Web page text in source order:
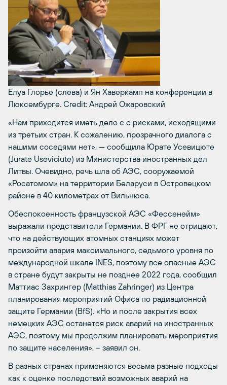
Елуа Глорье (слева) и Ян Хаверкамп на конференции в
Люксембурге. Credit: Андрей Ожаровский
«Нам приходится иметь дело с с рисками, исходящими
из третьих стран. К сожалению, прозрачного диалога с
нашими соседями нет», — сообщила Юрате Усевицюте
(Jurate Useviciute) из Министерства иностранных дел
Литвы. Очевидно, речь шла об АЭС, сооружаемой
«Росатомом» на территории Беларуси в Островецком
районе в 40 километрах от Вильнюса.
Обеспокоенность французской АЭС «Фессенейм»
выражали представители Германии. В ФРГ не отрицают,
что на действующих атомных станциях может
произойти авария максимального, седьмого уровня по
международной шкале INES, поэтому все опасные АЭС
в стране будут закрыты не позднее 2022 года, сообщил
Маттиас Захрингер (Matthias Zahringer) из Центра
планирования мероприятий Офиса по радиационной
защите Германии (BfS). «Но и после закрытия всех
немецких АЭС останется риск аварий на иностранных
АЭС, поэтому мы продолжим планировать мероприятия
по защите населения», – заявил он.
В разных странах применяются весьма разные подходы
как к оценке последствий возможных аварий на